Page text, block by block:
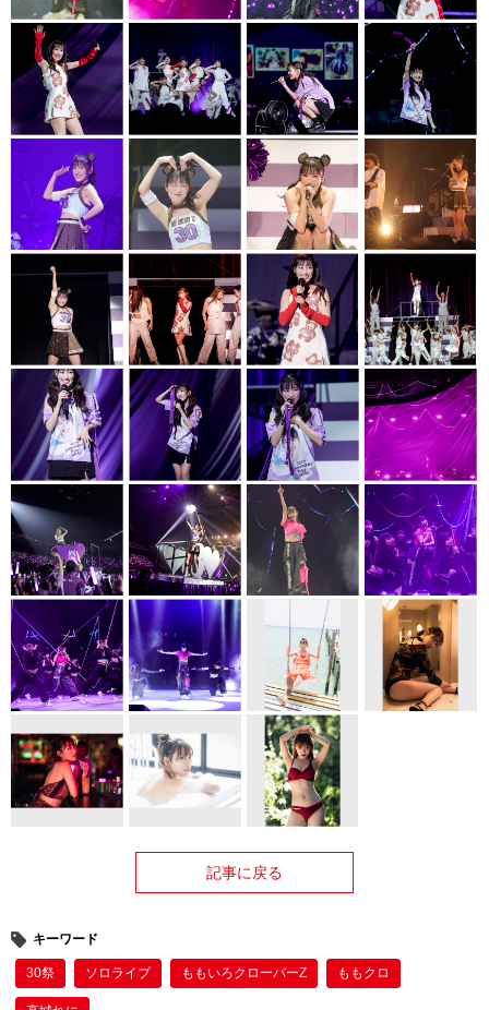
記事に戻る
キーワード
30祭 ソロライブ ももいろクローバーZ ももクロ